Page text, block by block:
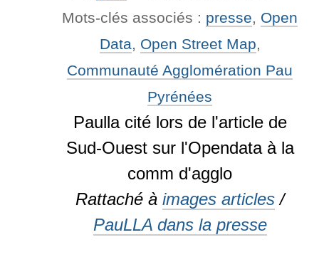
Mots-clés associés : presse, Open
Data, Open Street Map,
Communauté Agglomération Pau
Pyrénées
Paulla cité lors de l'article de
Sud-Ouest sur l'Opendata à la
comm d'agglo
Rattaché à images articles /
PauLLA dans la presse